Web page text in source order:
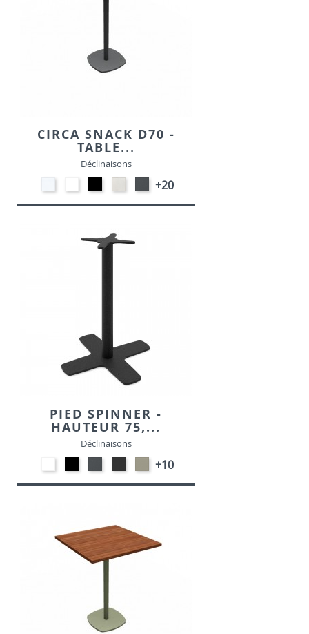
CIRCA SNACK D70 -
TABLE...
Déclinaisons
HP90
-
BLANC
-
NOIR
STRATIFIE
HP93
-
EP72
-
GRAPHITE
+20
PIED SPINNER -
HAUTEUR 75,...
Déclinaisons
BLANC
-
NOIR
-
GRAPHITE
-
ANTHRACITE
EP75
-
IMITATION
+10